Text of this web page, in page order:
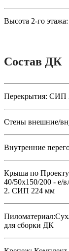
Высота 2-го этажа:
Состав ДК
Перекрытия: СИП
Стены внешние/
Внутренние
Крыша по
40/50х150/200 - е/
2. СИП 224 мм
Пиломатериал:
для сборки ДК